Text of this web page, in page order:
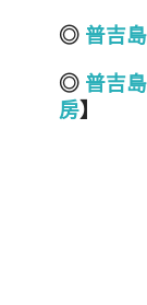
◎ 普吉
◎ 普吉
房】